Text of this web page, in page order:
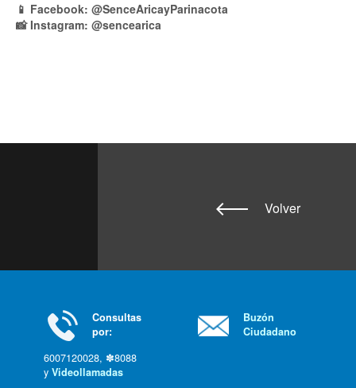
📱 Facebook: @SenceAricayParinacota
📸 Instagram: @sencearica
Volver
Consultas
por:
6007120028, ✽8088
y Videollamadas
Buzón
Ciudadano